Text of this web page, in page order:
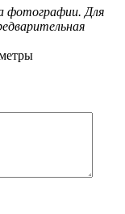
фотографии. Для